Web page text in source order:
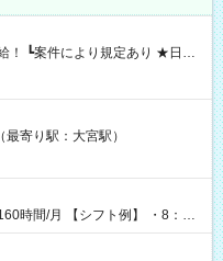
の日に現金GET♪ お仕事後はコ
！ 【試用期間】試
寄り駅：大宮駅）
例】 ・8：00